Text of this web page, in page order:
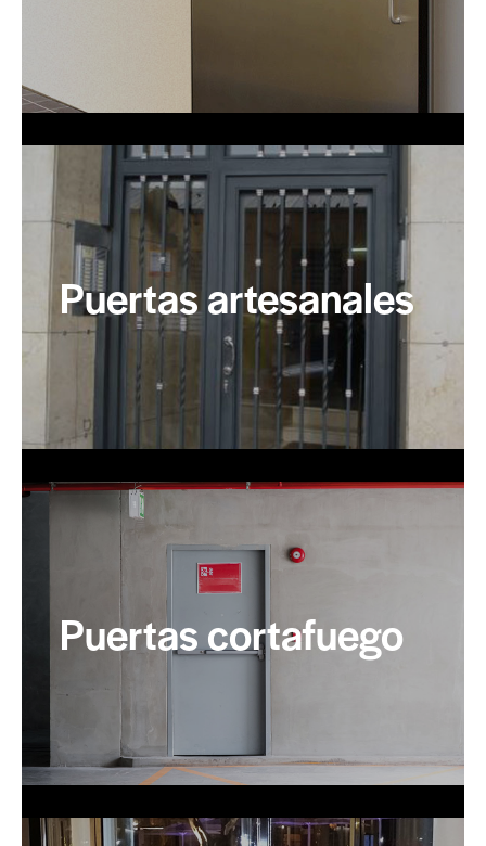
Puertas artesanales
Puertas cortafuego